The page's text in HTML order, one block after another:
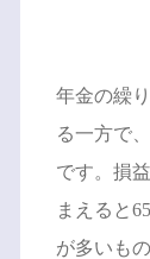
年金の繰
る一方で、
です。損
まえると
が多いも